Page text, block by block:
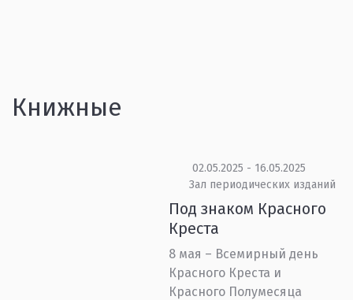
Книжные
02.05.2025 - 16.05.2025
Зал периодических изданий
Под знаком Красного
Креста
8 мая – Всемирный день
Красного Креста и
Красного Полумесяца